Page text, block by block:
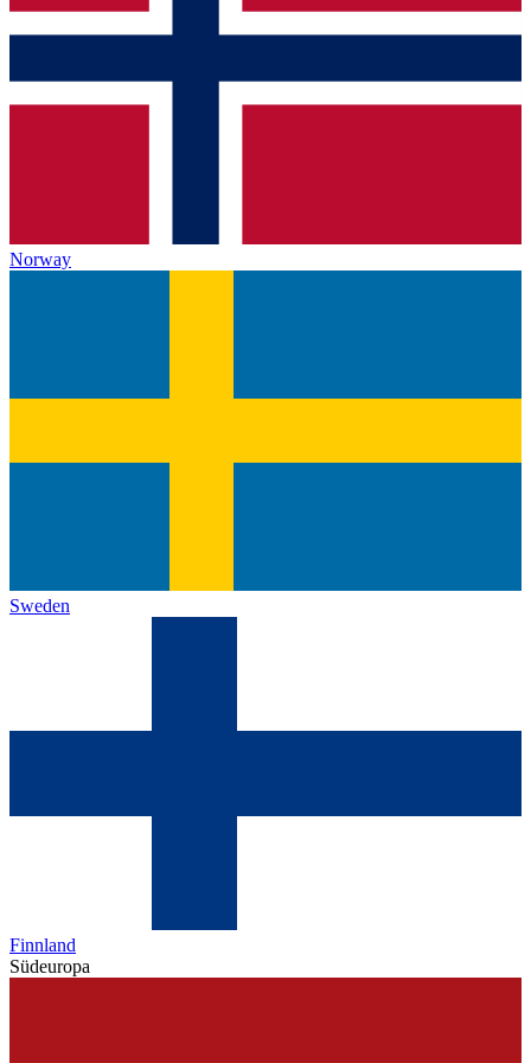
Norway
Sweden
Finnland
Südeuropa